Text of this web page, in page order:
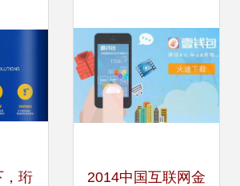
，珩 2014中国互联网金